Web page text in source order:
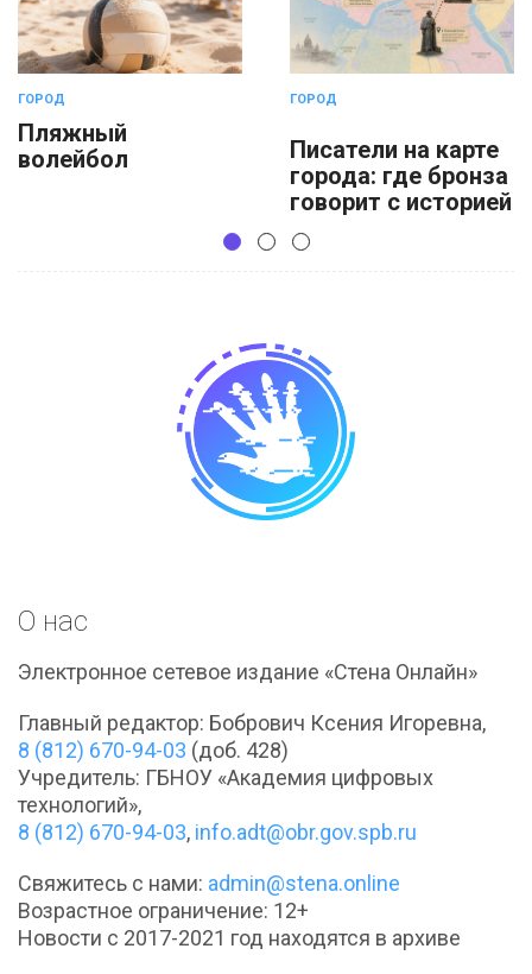
ГОРОД
Пляжный
волейбол
ГОРОД
Писатели на карте
города: где бронза
говорит с историей
О нас
Электронное сетевое издание «Стена Онлайн»
Главный редактор: Бобрович Ксения Игоревна,
8 (812) 670-94-03 (доб. 428)
Учредитель: ГБНОУ «Академия цифровых
технологий»,
8 (812) 670-94-03, info.adt@obr.gov.spb.ru
Свяжитесь с нами: admin@stena.online
Возрастное ограничение: 12+
Новости с 2017-2021 год находятся в архиве